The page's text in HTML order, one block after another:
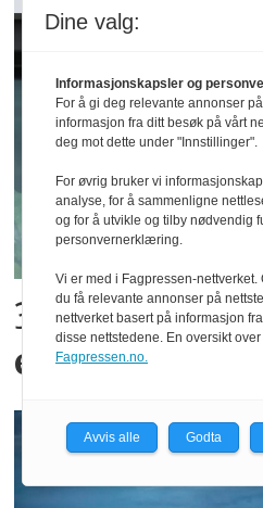
300 kroner
epler og
Dine valg:
Informasjonskapsler og
For å gi deg relevante annonser
informasjon fra ditt besøk på vårt
deg mot dette under "Innstillinger".
For øvrig bruker vi
analyse, for å sammenligne
og for å utvikle og tilby nødvendig
personvernerklæring.
Vi er med i Fagpressen-nettverket.
du få relevante annonser på
nettverket basert på informasjon
disse nettstedene. En oversikt
Fagpressen.no.
Avvis alle Godta